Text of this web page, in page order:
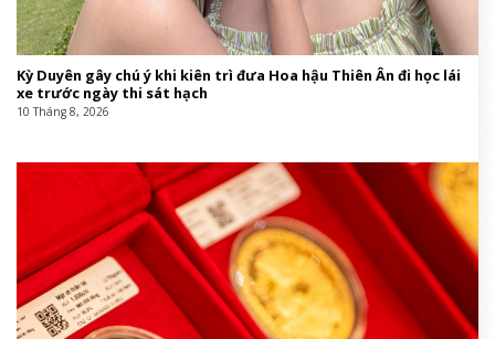
Kỳ Duyên gây chú ý khi kiên trì đưa Hoa hậu Thiên Ân đi học lái
xe trước ngày thi sát hạch
10 Tháng 8, 2026